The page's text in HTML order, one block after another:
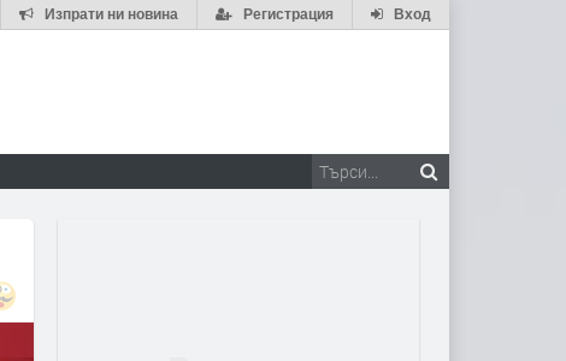
Вход
Регистрация
Изпрати ни новина